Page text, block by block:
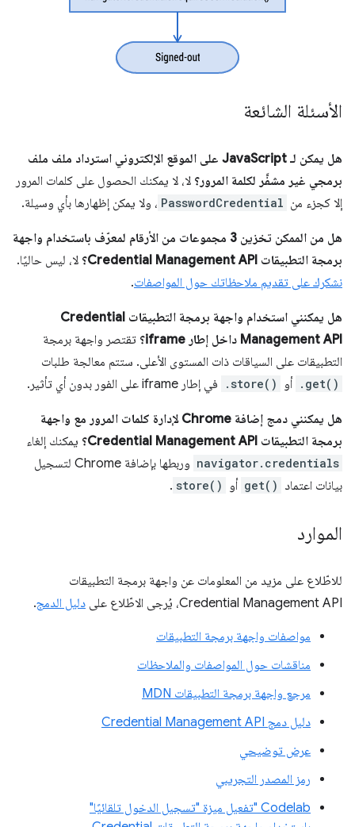
الأسئلة الشائعة
هل يمكن لـ JavaScript على الموقع الإلكتروني استرداد ملف ملف
برمجي غير مشفَّر لكلمة المرور؟ لا، لا يمكنك الحصول على كلمات المرور
إلا كجزء من PasswordCredential ، ولا يمكن إظهارها بأي وسيلة.
هل من الممكن تخزين 3 مجموعات من الأرقام لمعرّف باستخدام واجهة
برمجة التطبيقات Credential Management API؟
لا، ليس حاليًا.
نشكرك على تقديم ملاحظاتك حول المواصفات.
هل يمكنني استخدام واجهة برمجة التطبيقات Credential
Management API داخل إطار iframe؟
تقتصر واجهة برمجة
التطبيقات على السياقات ذات المستوى الأعلى. ستتم معالجة طلبات
.get() أو .store() في إطار iframe على الفور بدون أي تأثير.
هل يمكنني دمج إضافة Chrome لإدارة كلمات المرور مع واجهة
برمجة التطبيقات Credential Management API؟
يمكنك إلغاء
navigator.credentials
وربطها بإضافة Chrome لتسجيل
بيانات اعتماد get() أو store()
.
الموارد
للاطّلاع على مزيد من المعلومات عن واجهة برمجة التطبيقات
Credential Management API، يُرجى الاطّلاع على
دليل الدمج.
مواصفات واجهة برمجة التطبيقات
مناقشات حول المواصفات والملاحظات
مرجع واجهة برمجة التطبيقات MDN
دليل دمج Credential Management API
عرض توضيحي
رمز المصدر التجريبي
Codelab "تفعيل ميزة "تسجيل الدخول تلقائيًا"